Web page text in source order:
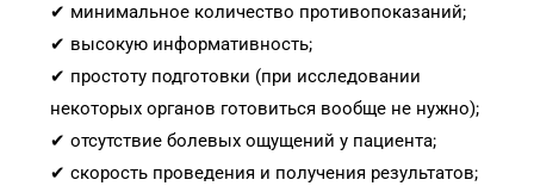
✔ минимальное количество противопоказаний;
✔ высокую информативность;
✔ простоту подготовки (при исследовании
некоторых органов готовиться вообще не нужно);
✔ отсутствие болевых ощущений у пациента;
✔ скорость проведения и получения результатов;